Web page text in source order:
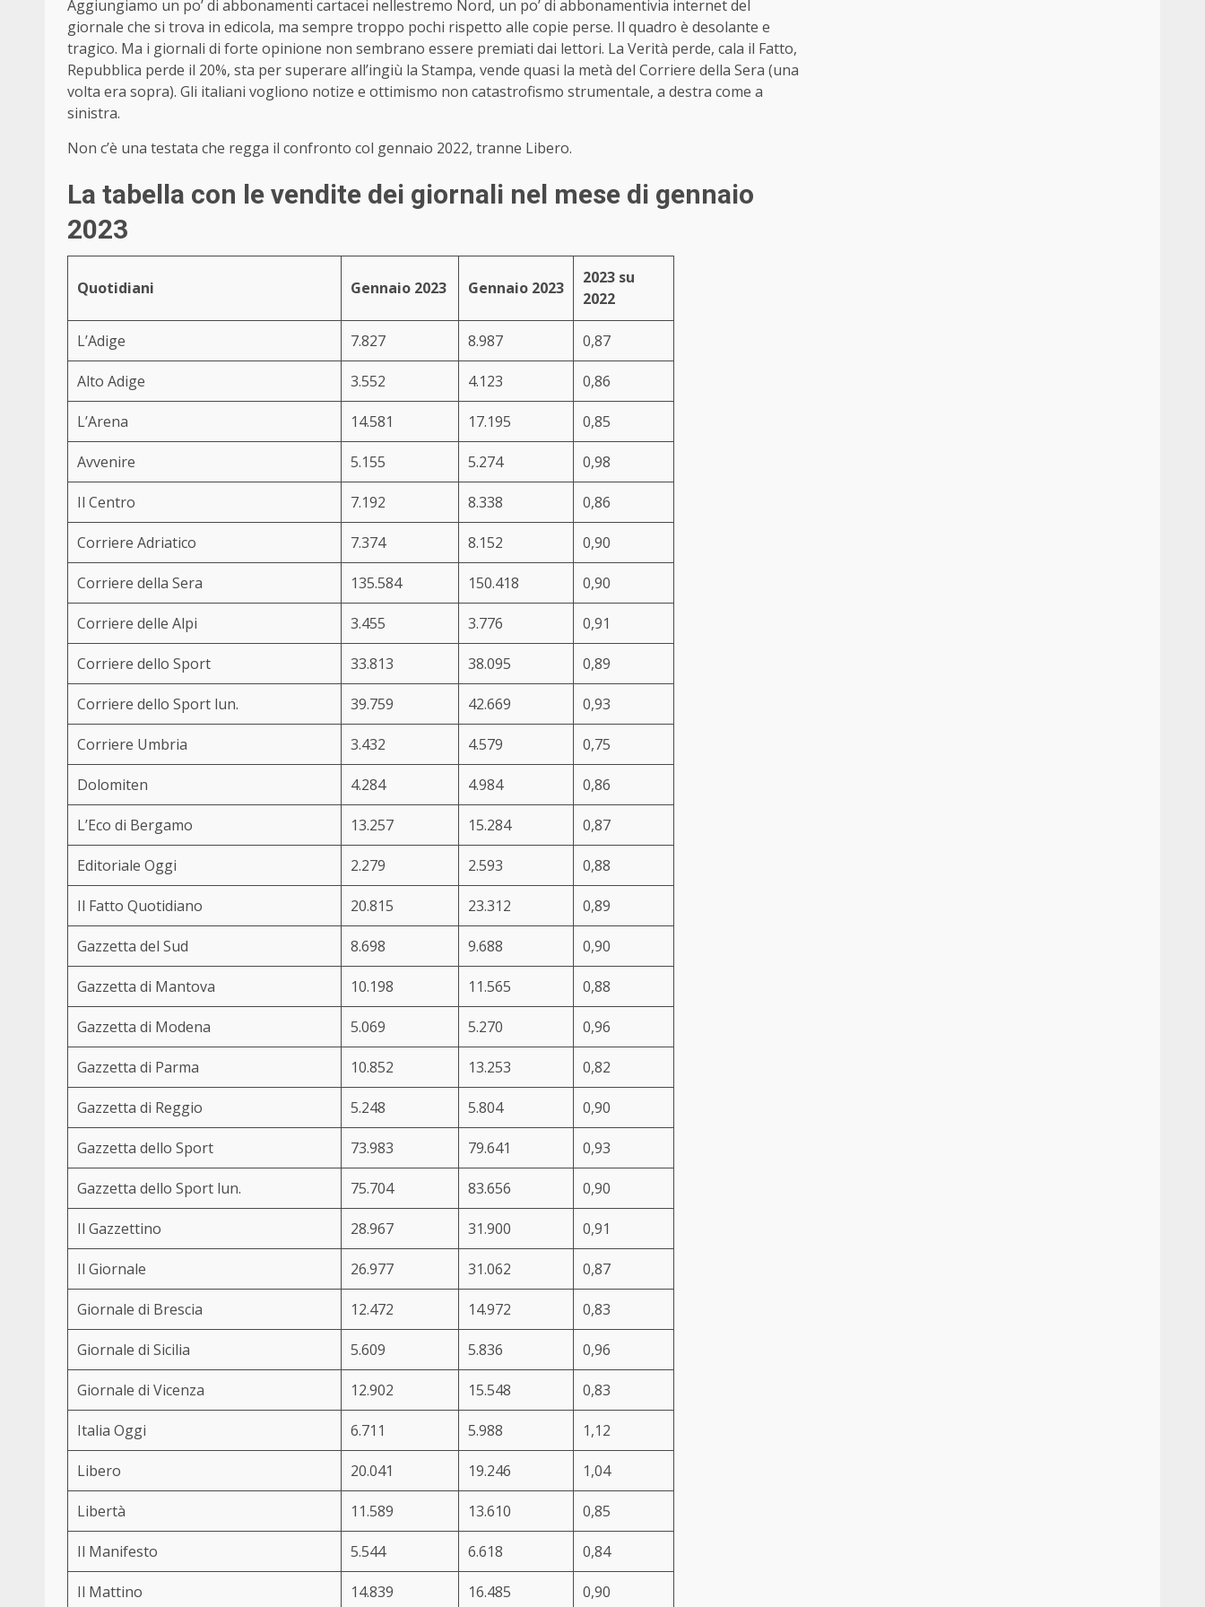
Aggiungiamo un po’ di abbonamenti cartacei nellestremo Nord, un po’ di abbonamentivia internet del
giornale che si trova in edicola, ma sempre troppo pochi rispetto alle copie perse. Il quadro è desolante e
tragico. Ma i giornali di forte opinione non sembrano essere premiati dai lettori. La Verità perde, cala il Fatto,
Repubblica perde il 20%, sta per superare all’ingiù la Stampa, vende quasi la metà del Corriere della Sera (una
volta era sopra). Gli italiani vogliono notize e ottimismo non catastrofismo strumentale, a destra come a
sinistra.
Non c’è una testata che regga il confronto col gennaio 2022, tranne Libero.
La tabella con le vendite dei giornali nel mese di gennaio
2023
Quotidiani Gennaio 2023 Gennaio 2023
2023 su
2022
L’Adige 7.827 8.987 0,87
Alto Adige 3.552 4.123 0,86
L’Arena 14.581 17.195 0,85
Avvenire 5.155 5.274 0,98
Il Centro 7.192 8.338 0,86
Corriere Adriatico 7.374 8.152 0,90
Corriere della Sera 135.584 150.418 0,90
Corriere delle Alpi 3.455 3.776 0,91
Corriere dello Sport 33.813 38.095 0,89
Corriere dello Sport lun. 39.759 42.669 0,93
Corriere Umbria 3.432 4.579 0,75
Dolomiten 4.284 4.984 0,86
L’Eco di Bergamo 13.257 15.284 0,87
Editoriale Oggi 2.279 2.593 0,88
Il Fatto Quotidiano 20.815 23.312 0,89
Gazzetta del Sud 8.698 9.688 0,90
Gazzetta di Mantova 10.198 11.565 0,88
Gazzetta di Modena 5.069 5.270 0,96
Gazzetta di Parma 10.852 13.253 0,82
Gazzetta di Reggio 5.248 5.804 0,90
Gazzetta dello Sport 73.983 79.641 0,93
Gazzetta dello Sport lun. 75.704 83.656 0,90
Il Gazzettino 28.967 31.900 0,91
Il Giornale 26.977 31.062 0,87
Giornale di Brescia 12.472 14.972 0,83
Giornale di Sicilia 5.609 5.836 0,96
Giornale di Vicenza 12.902 15.548 0,83
Italia Oggi 6.711 5.988 1,12
Libero 20.041 19.246 1,04
Libertà 11.589 13.610 0,85
Il Manifesto 5.544 6.618 0,84
Il Mattino 14.839 16.485 0,90